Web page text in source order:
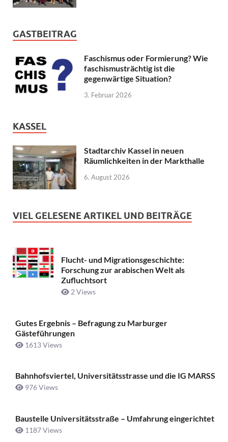
GASTBEITRAG
Faschismus oder Formierung? Wie
faschismusträchtig ist die
gegenwärtige Situation?
3. Februar 2026
KASSEL
Stadtarchiv Kassel in neuen
Räumlichkeiten in der Markthalle
6. August 2026
VIEL GELESENE ARTIKEL UND BEITRÄGE
Flucht- und Migrationsgeschichte:
Forschung zur arabischen Welt als
Zufluchtsort
2 Views
Gutes Ergebnis – Befragung zu Marburger
Gästeführungen
1613 Views
Bahnhofsviertel, Universitätsstrasse und die IG MARSS
976 Views
Baustelle Universitätsstraße ­– Umfahrung eingerichtet
1187 Views